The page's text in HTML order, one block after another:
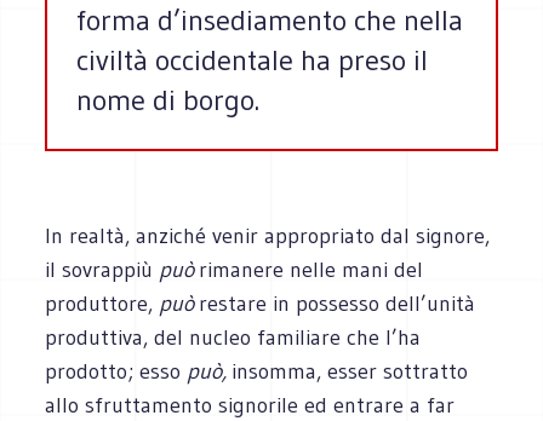
forma d’insediamento che nella
civiltà occidentale ha preso il
nome di borgo.
In realtà, anziché venir appropriato dal signore,
il sovrappiù puòrimanere nelle mani del
produttore, puòrestare in possesso dell’unità
produttiva, del nucleo familiare che l’ha
prodotto; esso può, insomma, esser sottratto
allo sfruttamento signorile ed entrare a far